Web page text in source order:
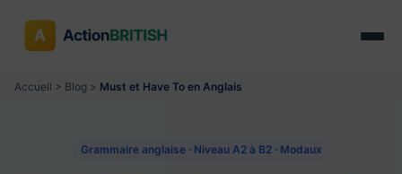
Accueil > Blog > Must et Have To en Anglais
Grammaire anglaise · Niveau A2 à B2 · Modaux